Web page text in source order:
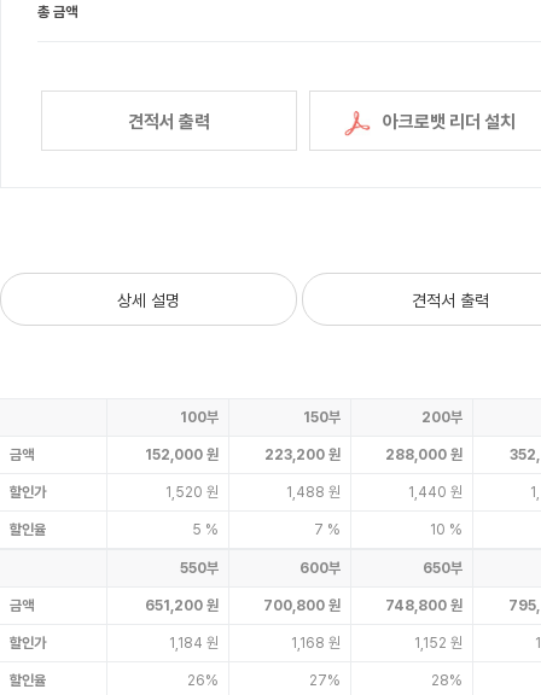
총 금액
견적서 출력 아크로뱃 리더 설치
상세 설명 견적서 출력
금액
할인가
할인율
100부
152,000 원
1,520 원
5 %
150부
223,200 원
1,488 원
7 %
200부
288,000 원
1,440 원
10 %
금액
할인가
할인율
550부
651,200 원
1,184 원
26%
600부
700,800 원
1,168 원
27%
650부
748,800 원
1,152 원
28%